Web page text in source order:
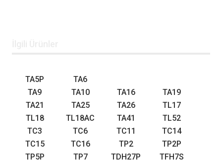
TA5P
TA6
TA9
TA10 TA16
TA19
TA21
TA25 TA26
TL17
TL18
TL18AC TA41
TL52
TC3
TC6 TC11
TC14
TC15
TC16 TP2
TP2P
TP5P
TP7 TDH27P
TFH7S